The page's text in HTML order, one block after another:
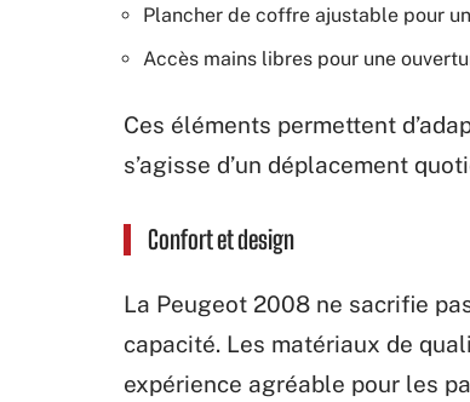
Plancher de coffre ajustable pour
Accès mains libres pour une
Ces éléments permettent
s’agisse d’un déplacement
Confort et design
La Peugeot 2008 ne sacrifie
capacité. Les matériaux de
expérience agréable pour les